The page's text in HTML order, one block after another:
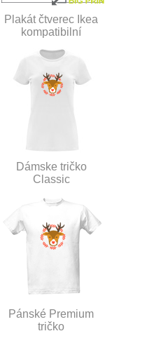
Plakát čtverec Ikea
kompatibilní
Dámske tričko
Classic
Pánské Premium
tričko